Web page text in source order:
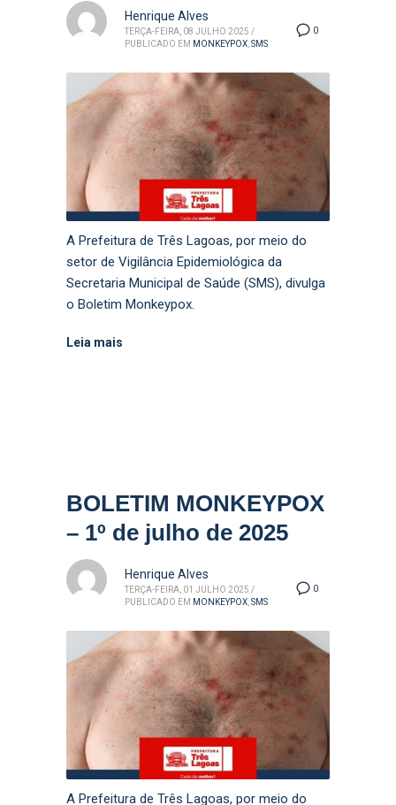
0
Henrique Alves
TERÇA-FEIRA, 08 JULHO 2025 /
PUBLICADO EM MONKEYPOX SMS
A Prefeitura de Três Lagoas, por meio do
setor de Vigilância Epidemiológica da
Secretaria Municipal de Saúde (SMS), divulga
o Boletim Monkeypox.
Leia mais
BOLETIM MONKEYPOX
– 1º de julho de 2025
0
Henrique Alves
TERÇA-FEIRA, 01 JULHO 2025 /
PUBLICADO EM MONKEYPOX SMS
A Prefeitura de Três Lagoas, por meio do